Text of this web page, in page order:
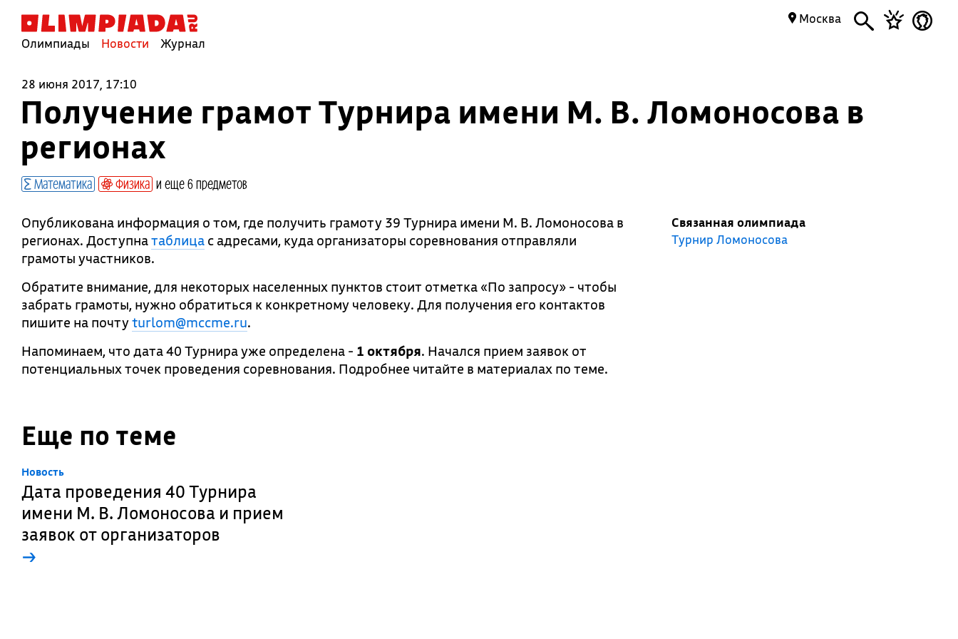
Олимпиады Новости Журнал
Москва
28 июня 2017, 17:10
Получение грамот Турнира имени М. В. Ломоносова в
регионах
Математика Физика и еще 6 предметов
Опубликована информация о том, где получить грамоту 39 Турнира имени М. В. Ломоносова в
регионах. Доступнатаблица с адресами, куда организаторы соревнования отправляли
грамоты участников.
Обратите внимание, для некоторых населенных пунктов стоит отметка «По запросу» - чтобы
забрать грамоты, нужно обратиться к конкретному человеку. Для получения его контактов
пишите на почтуturlom@mccme.ru.
Напоминаем, что дата 40 Турнира уже определена - 1 октября. Начался прием заявок от
потенциальных точек проведения соревнования. Подробнее читайте в материалах по теме.
Связанная олимпиада
Турнир Ломоносова
Еще по теме
Новость
Дата проведения 40 Турнира
имени М. В. Ломоносова и прием
заявок от организаторов
→